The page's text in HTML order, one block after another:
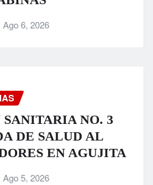
Ago 6, 2026
NO. 3
DE SALUD AL
EN AGUJITA
Ago 5, 2026